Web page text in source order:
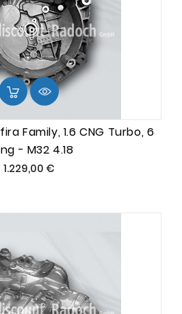
Family, 1.6 CNG Turbo, 6
- M32 4.18
1.229,00 €Preis